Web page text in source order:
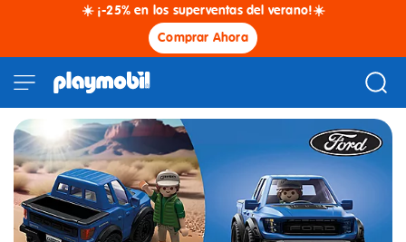
☀️ ¡-25% en los superventas del verano!☀️
Comprar Ahora